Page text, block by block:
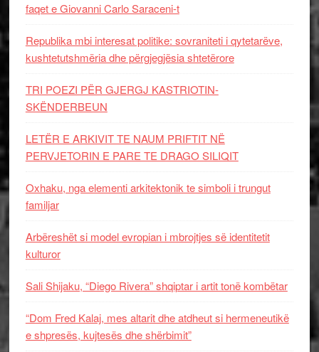
faqet e Giovanni Carlo Saraceni-t
Republika mbi interesat politike: sovraniteti i qytetarëve,
kushtetutshmëria dhe përgjegjësia shtetërore
TRI POEZI PËR GJERGJ KASTRIOTIN-
SKËNDERBEUN
LETËR E ARKIVIT TE NAUM PRIFTIT NË
PERVJETORIN E PARE TE DRAGO SILIQIT
Oxhaku, nga elementi arkitektonik te simboli i trungut
familjar
Arbëreshët si model evropian i mbrojtjes së identitetit
kulturor
Sali Shijaku, “Diego Rivera” shqiptar i artit tonë kombëtar
“Dom Fred Kalaj, mes altarit dhe atdheut si hermeneutikë
e shpresës, kujtesës dhe shërbimit”